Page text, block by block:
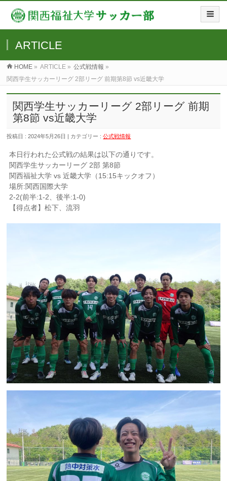
ARTICLE
HOME » ARTICLE » 公式戦情報 »
関西学生サッカーリーグ 2部リーグ 前期第8節 vs近畿大学
関西学生サッカーリーグ 2部リーグ 前期
第8節 vs近畿大学
投稿日 : 2024年5月26日 | カテゴリー :公式戦情報
本日行われた公式戦の結果は以下の通りです。
関西学生サッカーリーグ 2部 第8節
関西福祉大学 vs 近畿大学（15:15キックオフ）
場所:関西国際大学
2-2(前半:1-2、後半:1-0)
【得点者】松下、流羽